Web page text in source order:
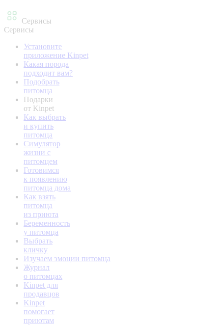
Сервисы
Сервисы
Установите
приложение Kinpet
Какая порода
подходит вам?
Подобрать
питомца
Подарки
от Kinpet
Как выбрать
и купить
питомца
Симулятор
жизни с
питомцем
Готовимся
к появлению
питомца дома
Как взять
питомца
из приюта
Беременность
у питомца
Выбрать
кличку
Изучаем эмоции питомца
Журнал
о питомцах
Kinpet для
продавцов
Kinpet
помогает
приютам